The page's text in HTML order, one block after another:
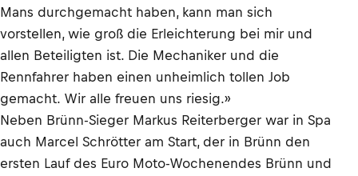
Mans durchgemacht haben, kann man sich
vorstellen, wie groß die Erleichterung bei mir und
allen Beteiligten ist. Die Mechaniker und die
Rennfahrer haben einen unheimlich tollen Job
gemacht. Wir alle freuen uns riesig.»
Neben Brünn-Sieger Markus Reiterberger war in Spa
auch Marcel Schrötter am Start, der in Brünn den
ersten Lauf des Euro Moto-Wochenendes Brünn und